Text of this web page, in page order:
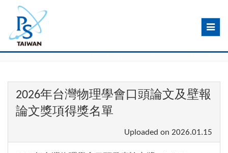
Toggle
2026年台灣物理學會口頭論文及壁報
論文獎項得獎名單
Uploaded on 2026.01.15